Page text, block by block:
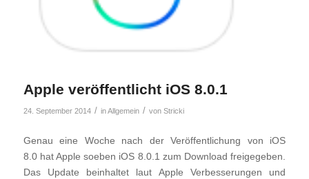
Apple veröffentlicht iOS 8.0.1
24. September 2014 / inAllgemein / von Stricki
Genau eine Woche nach der Veröffentlichung von iOS
8.0 hat Apple soeben iOS 8.0.1 zum Download freigegeben.
Das Update beinhaltet laut Apple Verbesserungen und